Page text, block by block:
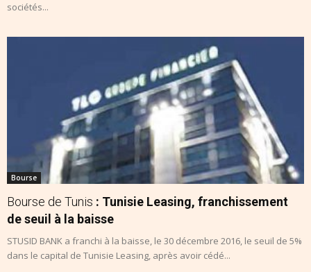
sociétés...
Bourse
Bourse de Tunis : Tunisie Leasing, franchissement
de seuil à la baisse
STUSID BANK a franchi à la baisse, le 30 décembre 2016, le seuil de 5%
dans le capital de Tunisie Leasing, après avoir cédé...